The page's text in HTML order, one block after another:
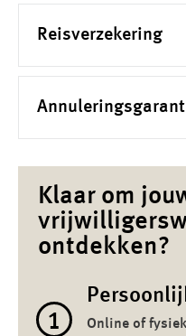
Reisverzekering
Klaar om
ontdekken?
1
Online of